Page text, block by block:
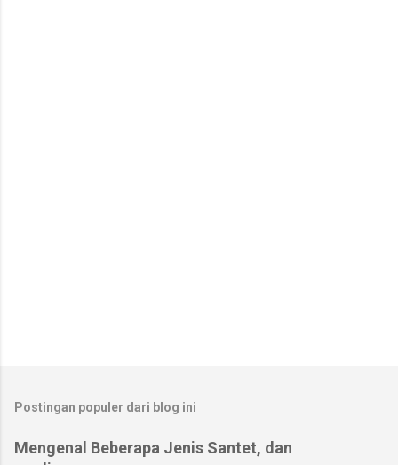
Postingan populer dari blog ini
Mengenal Beberapa Jenis Santet, dan